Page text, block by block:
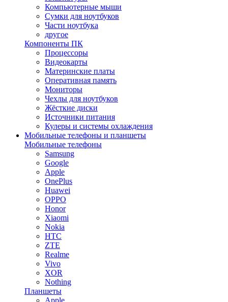
Компьютерные мыши
Сумки для ноутбуков
Части ноутбука
другое
Компоненты ПК
Процессоры
Видеокарты
Материнские платы
Оперативная память
Мониторы
Чехлы для ноутбуков
Жёсткие диски
Источники питания
Кулеры и системы охлаждения
Мобильные телефоны и планшеты
Мобильные телефоны
Samsung
Google
Apple
OnePlus
Huawei
OPPO
Honor
Xiaomi
Nokia
HTC
ZTE
Realme
Vivo
XOR
Nothing
Планшеты
Apple